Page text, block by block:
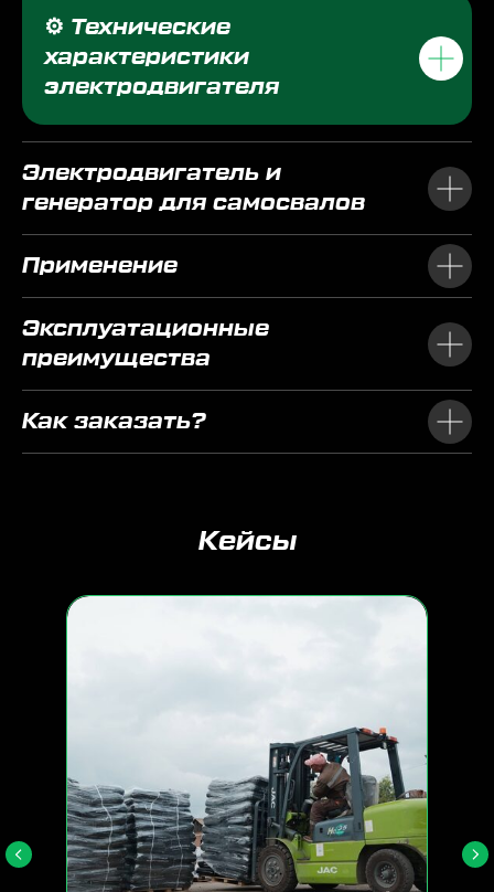
⚙️ Технические
характеристики
электродвигателя
Электродвигатель и
генератор для самосвалов
Применение
Эксплуатационные
преимущества
Как заказать?
Кейсы